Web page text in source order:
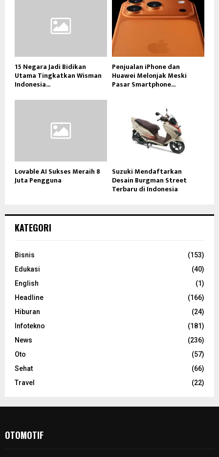
15 Negara Jadi Bidikan
Utama Tingkatkan Wisman
Indonesia...
Penjualan iPhone dan
Huawei Melonjak Meski
Pasar Smartphone...
Lovable AI Sukses Meraih 8
Juta Pengguna
Suzuki Mendaftarkan
Desain Burgman Street
Terbaru di Indonesia
KATEGORI
Bisnis
(153)
Edukasi
(40)
English
(1)
Headline
(166)
Hiburan
(24)
Infotekno
(181)
News
(236)
Oto
(57)
Sehat
(66)
Travel
(22)
OTOMOTIF